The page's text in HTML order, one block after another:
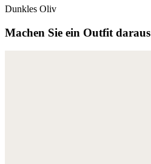
Dunkles Oliv
Machen Sie ein Outfit daraus